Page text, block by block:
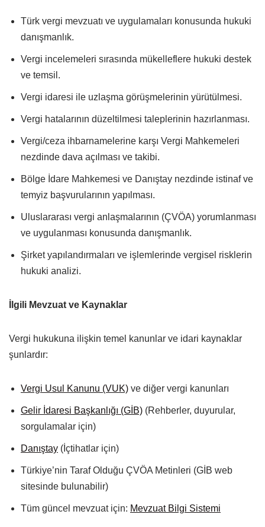
Türk vergi mevzuatı ve uygulamaları konusunda hukuki
danışmanlık.
Vergi incelemeleri sırasında mükelleflere hukuki destek
ve temsil.
Vergi idaresi ile uzlaşma görüşmelerinin yürütülmesi.
Vergi hatalarının düzeltilmesi taleplerinin hazırlanması.
Vergi/ceza ihbarnamelerine karşı Vergi Mahkemeleri
nezdinde dava açılması ve takibi.
Bölge İdare Mahkemesi ve Danıştay nezdinde istinaf ve
temyiz başvurularının yapılması.
Uluslararası vergi anlaşmalarının (ÇVÖA) yorumlanması
ve uygulanması konusunda danışmanlık.
Şirket yapılandırmaları ve işlemlerinde vergisel risklerin
hukuki analizi.
İlgili Mevzuat ve Kaynaklar
Vergi hukukuna ilişkin temel kanunlar ve idari kaynaklar
şunlardır:
Vergi Usul Kanunu (VUK) ve diğer vergi kanunları
Gelir İdaresi Başkanlığı (GİB) (Rehberler, duyurular,
sorgulamalar için)
Danıştay (İçtihatlar için)
Türkiye’nin Taraf Olduğu ÇVÖA Metinleri (GİB web
sitesinde bulunabilir)
Tüm güncel mevzuat için: Mevzuat Bilgi Sistemi